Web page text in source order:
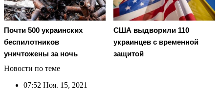
Почти 500 украинских
беспилотников
уничтожены за ночь
США выдворили 110
украинцев с временной
защитой
Новости по теме
07:52 Ноя. 15, 2021